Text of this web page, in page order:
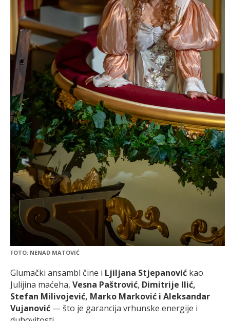
FOTO: NENAD MATOVIĆ
Glumački ansambl čine i Ljiljana Stjepanović kao
Julijina maćeha, Vesna Paštrović, Dimitrije Ilić,
Stefan Milivojević, Marko Marković i Aleksandar
Vujanović — što je garancija vrhunske energije i